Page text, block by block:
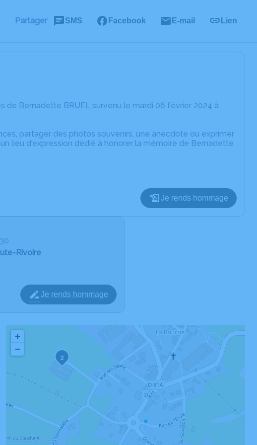
Partager SMS Facebook E-mail Lien
de Bernadette BRUEL survenu le mardi 06 février 2024 à
partager des photos souvenirs, une anecdote ou exprimer
lieu d'expression dédié à honorer la mémoire de Bernadette
Je rends hommage
Rivoire
Je rends hommage
2
+
−